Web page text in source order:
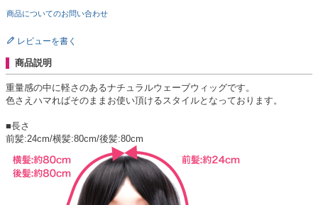
商品についてのお問い合わせ
レビューを書く
商品説明
重量感の中に軽さのあるナチュラルウェーブウィッグです。
色さえハマればそのままお使い頂けるスタイルとなっております。
■長さ
前髪:24cm/横髪:80cm/後髪:80cm